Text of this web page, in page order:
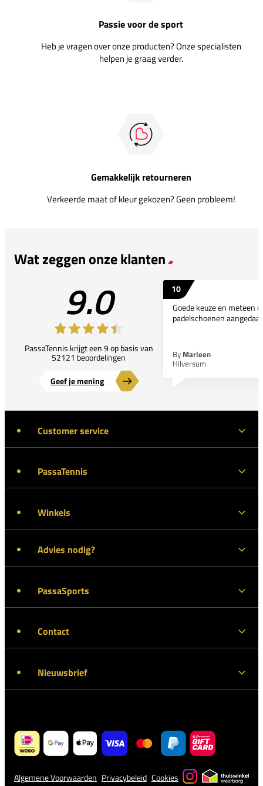
Passie voor de sport
Heb je vragen over onze producten? Onze specialisten
helpen je graag verder.
Gemakkelijk retourneren
Verkeerde maat of kleur gekozen? Geen probleem!
Wat zeggen onze klanten
9.0
PassaTennis krijgt een 9 op basis van
52121 beoordelingen
Geef je mening
10
Goede keuze en meteen
padelschoenen
By Marleen
Hilversum
Customer service
PassaTennis
Winkels
Advies nodig?
PassaSports
Contact
Nieuwsbrief
Algemene Voorwaarden Privacybeleid Cookies